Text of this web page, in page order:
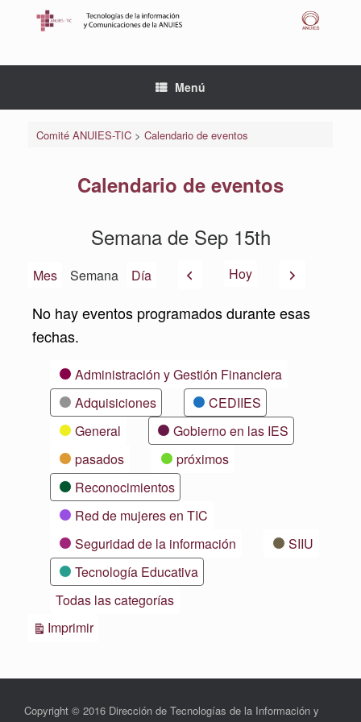
Menú
Comité ANUIES-TIC> Calendario de eventos
Calendario de eventos
Semana de Sep 15th
Mes Semana Día AnteriorHoy Siguiente
No hay eventos programados durante esas
fechas.
CategoríasAdministración y Gestión Financiera
Adquisiciones
CEDIIES
General
Gobierno en las IES
pasados
próximos
Reconocimientos
Red de mujeres en TIC
Seguridad de la información
SIIU
Tecnología Educativa
Todas las categorías
ImprimirVistas
Copyright © 2016 Dirección de Tecnologías de la Información y